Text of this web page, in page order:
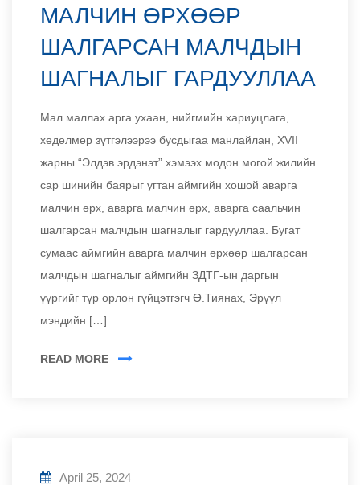
МАЛЧИН ӨРХӨӨР
ШАЛГАРСАН МАЛЧДЫН
ШАГНАЛЫГ ГАРДУУЛЛАА
Мал маллах арга ухаан, нийгмийн хариуцлага,
хөдөлмөр зүтгэлээрээ бусдыгаа манлайлан, XVII
жарны “Элдэв эрдэнэт” хэмээх модон могой жилийн
сар шинийн баярыг угтан аймгийн хошой аварга
малчин өрх, аварга малчин өрх, аварга саальчин
шалгарсан малчдын шагналыг гардууллаа. Бугат
сумаас аймгийн аварга малчин өрхөөр шалгарсан
малчдын шагналыг аймгийн ЗДТГ-ын даргын
үүргийг түр орлон гүйцэтгэгч Ө.Тиянах, Эрүүл
мэндийн […]
READ MORE
April 25, 2024